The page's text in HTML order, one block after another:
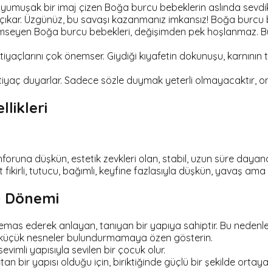
bir imaj çizen Boğa burcu bebeklerin aslında
çıkar. Üzgünüz, bu savaşı kazanmanız imkansız! Boğa
Boğa burcu bebekleri, değişimden pek hoşlanmaz.
çok önemser. Giydiği kıyafetin dokunuşu,
duyarlar. Sadece sözle duymak yeterli olmayacaktır,
düşkün, estetik zevkleri olan, stabil, uzun süre
fikirli, tutucu, bağımlı, keyfine fazlasıyla düşkün, yavaş
Dönemi
ederek anlayan, tanıyan bir yapıya sahiptir. Bu
nesneler bulundurmamaya özen gösterin.
yapısıyla sevilen bir çocuk olur.
bir yapısı olduğu için, biriktiğinde güçlü bir şekilde